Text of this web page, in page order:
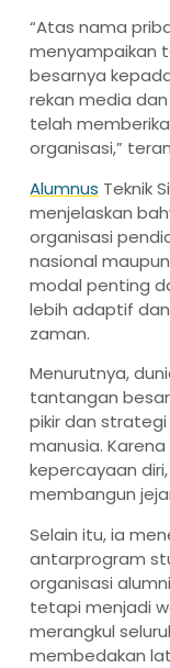
“Atas nama
menyampaikan
besarnya
rekan media
telah
organisasi,”
Alumnus Teknik
menjelaskan
organisasi
nasional
modal penting
lebih adaptif
zaman.
Menurutnya,
tantangan
pikir dan
manusia.
kepercayaan
membangun
Selain itu, ia
antarprogram
organisasi
tetapi menjadi
merangkul
membedakan